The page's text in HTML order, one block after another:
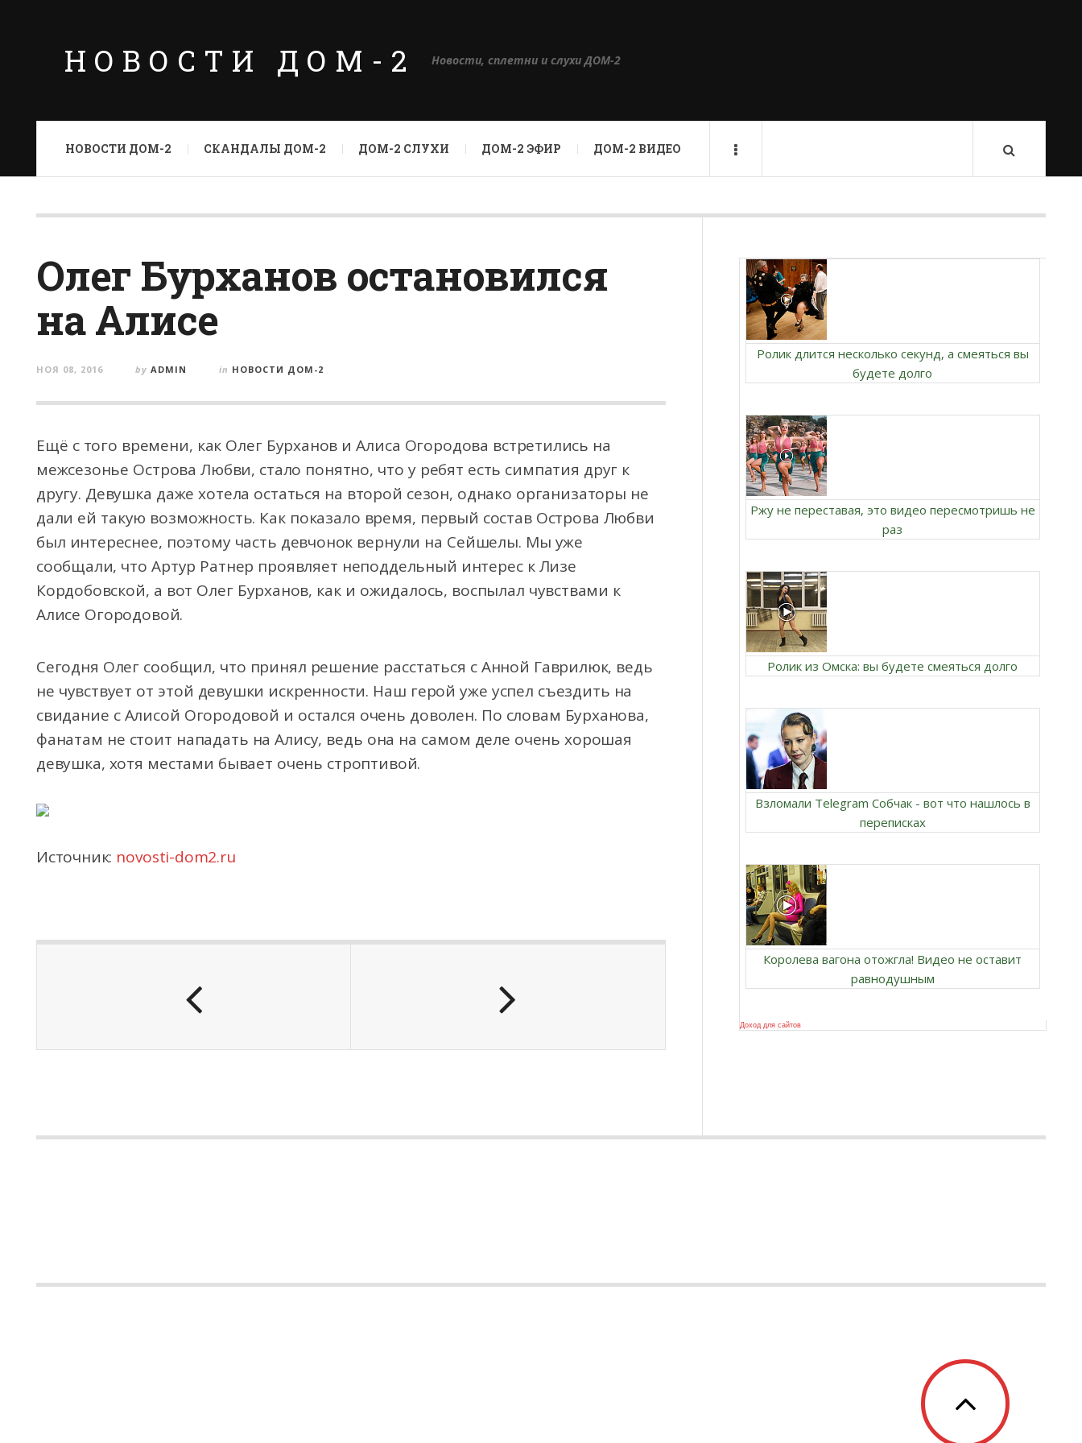
НОВОСТИ ДОМ-2 Новости, сплетни и слухи ДОМ-2
НОВОСТИ ДОМ-2 СКАНДАЛЫ ДОМ-2 ДОМ-2 СЛУХИ ДОМ-2 ЭФИР ДОМ-2 ВИДЕО
Олег Бурханов остановился
на Алисе
НОЯ 08, 2016 by ADMIN in НОВОСТИ ДОМ-2
Ещё с того времени, как Олег Бурханов и Алиса Огородова встретились на
межсезонье Острова Любви, стало понятно, что у ребят есть симпатия друг к
другу. Девушка даже хотела остаться на второй сезон, однако организаторы не
дали ей такую возможность. Как показало время, первый состав Острова Любви
был интереснее, поэтому часть девчонок вернули на Сейшелы. Мы уже
сообщали, что Артур Ратнер проявляет неподдельный интерес к Лизе
Кордобовской, а вот Олег Бурханов, как и ожидалось, воспылал чувствами к
Алисе Огородовой.
Сегодня Олег сообщил, что принял решение расстаться с Анной Гаврилюк, ведь
не чувствует от этой девушки искренности. Наш герой уже успел съездить на
свидание с Алисой Огородовой и остался очень доволен. По словам Бурханова,
фанатам не стоит нападать на Алису, ведь она на самом деле очень хорошая
девушка, хотя местами бывает очень строптивой.
Источник: novosti-dom2.ru
Ролик длится несколько секунд, а смеяться вы
будете долго
Ржу не переставая, это видео пересмотришь не
раз
Ролик из Омска: вы будете смеяться долго
Взломали Telegram Собчак - вот что нашлось в
переписках
Королева вагона отожгла! Видео не оставит
равнодушным
Доход для сайтов